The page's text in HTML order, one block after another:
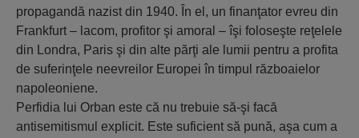
propagandă nazist din 1940. În el, un finanţator evreu din
Frankfurt – lacom, profitor şi amoral – îşi foloseşte reţelele
din Londra, Paris şi din alte părţi ale lumii pentru a profita
de suferinţele neevreilor Europei în timpul războaielor
napoleoniene.
Perfidia lui Orban este că nu trebuie să-şi facă
antisemitismul explicit. Este suficient să pună, aşa cum a